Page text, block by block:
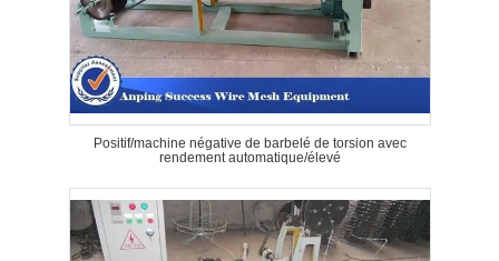
Positif/machine négative de barbelé de torsion avec
rendement automatique/élevé